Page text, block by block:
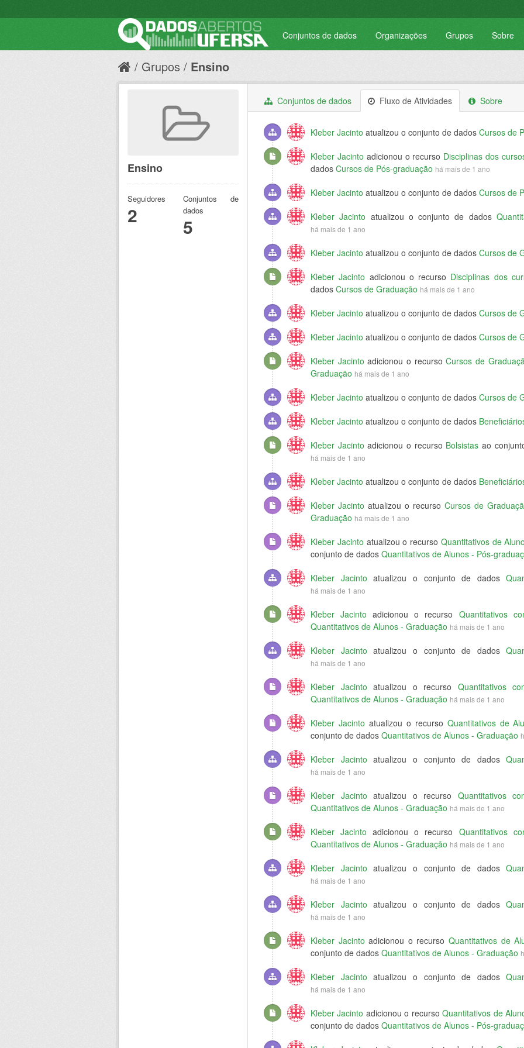
Conjuntos de dados Organizações Grupos Sobre
Grupos Ensino
Conjuntos de dados Fluxo de Atividades Sobre
Kleber Jacinto atualizou o conjunto de dados Cursos de
Kleber Jacinto adicionou o recurso Disciplinas dos
dados Cursos de Pós-graduação há mais de 1 ano
Kleber Jacinto atualizou o conjunto de dados Cursos de
Kleber Jacinto atualizou o conjunto de dados
há mais de 1 ano
Kleber Jacinto atualizou o conjunto de dados Cursos de
Kleber Jacinto adicionou o recurso Disciplinas dos
dados Cursos de Graduação há mais de 1 ano
Kleber Jacinto atualizou o conjunto de dados Cursos de
Kleber Jacinto atualizou o conjunto de dados Cursos de
Kleber Jacinto adicionou o recursoCursos de
Graduação há mais de 1 ano
Kleber Jacinto atualizou o conjunto de dados Cursos de
Kleber Jacinto atualizou o conjunto de dados
Kleber Jacinto adicionou o recurso Bolsistas ao
há mais de 1 ano
Kleber Jacinto atualizou o conjunto de dados
Kleber Jacinto atualizou o recurso Cursos de
Graduação há mais de 1 ano
Kleber Jacinto atualizou o recurso Quantitativos de
conjunto de dados Quantitativos de Alunos - Pós-
Kleber Jacinto atualizou o conjunto de dados
há mais de 1 ano
Kleber Jacinto adicionou o recurso Quantitativos
Quantitativos de Alunos - Graduação há mais de 1 ano
Kleber Jacinto atualizou o conjunto de dados
há mais de 1 ano
Kleber Jacinto atualizou o recurso Quantitativos
Quantitativos de Alunos - Graduação há mais de 1 ano
Kleber Jacinto atualizou o recurso Quantitativos de
conjunto de dados Quantitativos de Alunos - Graduação
Kleber Jacinto atualizou o conjunto de dados
há mais de 1 ano
Kleber Jacinto atualizou o recurso Quantitativos
Quantitativos de Alunos - Graduação há mais de 1 ano
Kleber Jacinto adicionou o recurso Quantitativos
Quantitativos de Alunos - Graduação há mais de 1 ano
Kleber Jacinto atualizou o conjunto de dados
há mais de 1 ano
Kleber Jacinto atualizou o conjunto de dados
há mais de 1 ano
Kleber Jacinto adicionou o recurso Quantitativos de
conjunto de dados Quantitativos de Alunos - Graduação
Kleber Jacinto atualizou o conjunto de dados
há mais de 1 ano
Kleber Jacinto adicionou o recursoQuantitativos de
conjunto de dados Quantitativos de Alunos - Pós-
Ensino
Seguidores
2
Conjuntos de
dados
5